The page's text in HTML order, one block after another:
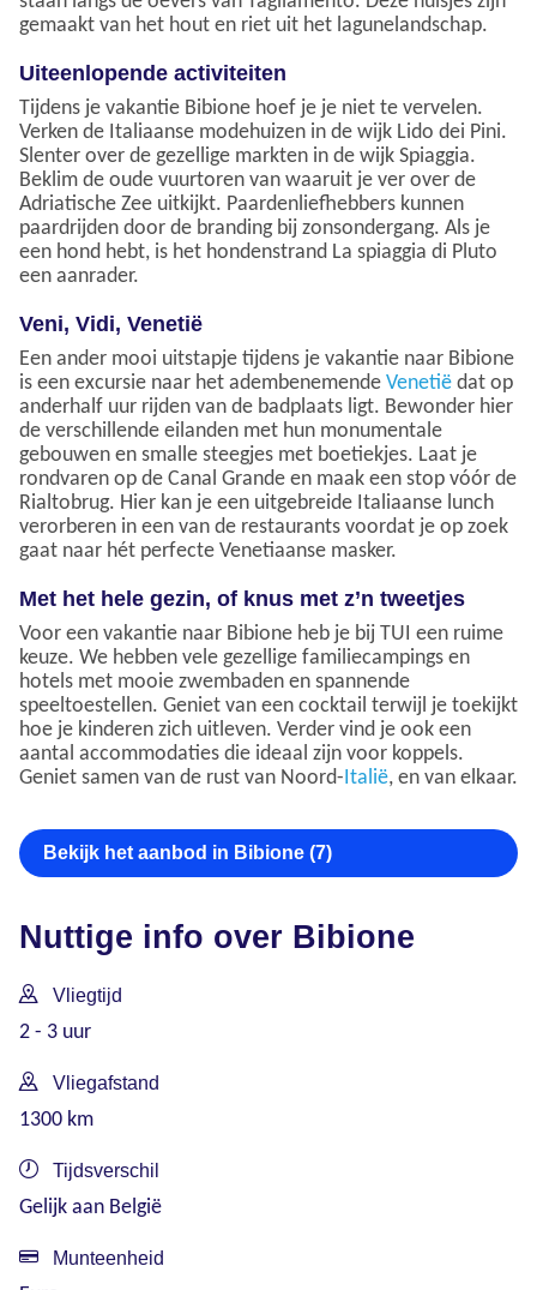
gemaakt van het hout en riet uit het lagunelandschap.
Uiteenlopende activiteiten
Tijdens je vakantie Bibione hoef je je niet te vervelen.
Verken de Italiaanse modehuizen in de wijk Lido dei Pini.
Slenter over de gezellige markten in de wijk Spiaggia.
Beklim de oude vuurtoren van waaruit je ver over de
Adriatische Zee uitkijkt. Paardenliefhebbers kunnen
paardrijden door de branding bij zonsondergang. Als je
een hond hebt, is het hondenstrand La spiaggia di Pluto
een aanrader.
Veni, Vidi, Venetië
Een ander mooi uitstapje tijdens je vakantie naar Bibione
is een excursie naar het adembenemende Venetië dat op
anderhalf uur rijden van de badplaats ligt. Bewonder hier
de verschillende eilanden met hun monumentale
gebouwen en smalle steegjes met boetiekjes. Laat je
rondvaren op de Canal Grande en maak een stop vóór de
Rialtobrug. Hier kan je een uitgebreide Italiaanse lunch
verorberen in een van de restaurants voordat je op zoek
gaat naar hét perfecte Venetiaanse masker.
Met het hele gezin, of knus met z’n tweetjes
Voor een vakantie naar Bibione heb je bij TUI een ruime
keuze. We hebben vele gezellige familiecampings en
hotels met mooie zwembaden en spannende
speeltoestellen. Geniet van een cocktail terwijl je toekijkt
hoe je kinderen zich uitleven. Verder vind je ook een
aantal accommodaties die ideaal zijn voor koppels.
Geniet samen van de rust van Noord-Italië, en van elkaar.
Bekijk het aanbod in Bibione (7)
Nuttige info over Bibione
Vliegtijd
2 - 3 uur
Vliegafstand
1300 km
Tijdsverschil
Gelijk aan België
Munteenheid